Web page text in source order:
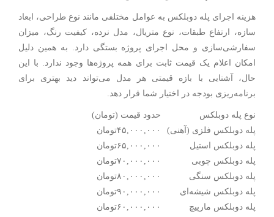
هزینه اجرای پله دوبلکس به عوامل مختلفی مانند نوع طراحی، ابعاد
سازه، ارتفاع طبقات، نوع متریال، مدل نرده، کیفیت رنگ، میزان
سفارشی‌سازی و محل اجرای پروژه بستگی دارد. به همین دلیل
امکان اعلام یک قیمت ثابت برای همه پروژه‌ها وجود ندارد. با این
حال، آشنایی با بازه قیمتی هر مدل می‌تواند دید بهتری برای
برنامه‌ریزی بودجه در اختیار شما قرار دهد.
نوع پله دوبلکس
حدود قیمت (تومان)
پله دوبلکس فلزی (آهنی)
۴۵,۰۰۰,۰۰۰تومان
پله دوبلکس استیل
۶۵,۰۰۰,۰۰۰تومان
پله دوبلکس چوبی
۷۰,۰۰۰,۰۰۰تومان
پله دوبلکس سنگی
۸۰,۰۰۰,۰۰۰تومان
پله دوبلکس شیشه‌ای
۹۰,۰۰۰,۰۰۰تومان
پله دوبلکس مارپیچ
۶۰,۰۰۰,۰۰۰تومان